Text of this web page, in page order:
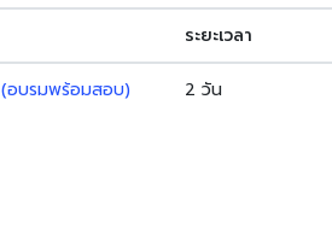
ระยะเวลา
(อบรมพร้อมสอบ) 2 วัน